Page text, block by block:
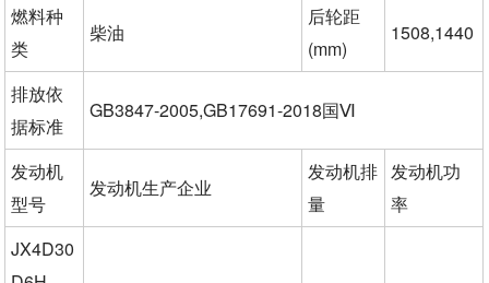
燃料种
类
柴油
后轮距
(mm)
1508,1440
排放依
据标准
GB3847-2005,GB17691-2018国Ⅵ
发动机
型号
发动机生产企业
发动机排
量
发动机功
率
JX4D30